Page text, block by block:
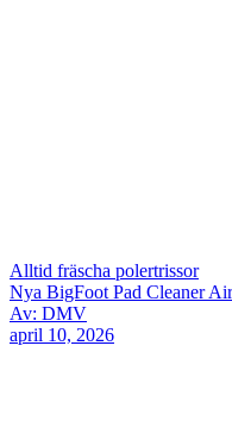
Alltid fräscha polertrissor
Nya BigFoot Pad Cleaner
Av: DMV
april 10, 2026